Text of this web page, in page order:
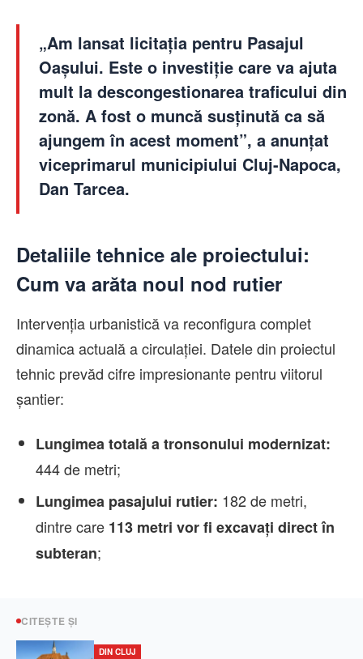
„Am lansat licitația pentru Pasajul
Oașului. Este o investiție care va ajuta
mult la descongestionarea traficului din
zonă. A fost o muncă susținută ca să
ajungem în acest moment”, a anunțat
viceprimarul municipiului Cluj-Napoca,
Dan Tarcea.
Detaliile tehnice ale proiectului:
Cum va arăta noul nod rutier
Intervenția urbanistică va reconfigura complet
dinamica actuală a circulației. Datele din proiectul
tehnic prevăd cifre impresionante pentru viitorul
șantier:
Lungimea totală a tronsonului modernizat:
444 de metri;
Lungimea pasajului rutier: 182 de metri,
dintre care 113 metri vor fi excavați direct în
subteran;
CITEȘTE ȘI
DIN CLUJ